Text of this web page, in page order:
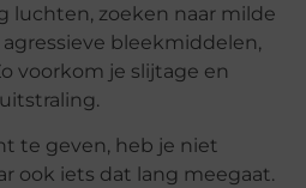
luchten, zoeken naar milde
bleekmiddelen,
voorkom je slijtage en
te geven, heb je niet
ook iets dat lang meegaat.